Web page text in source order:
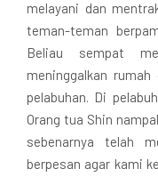
melayani dan
teman-teman
Beliau sempat
meninggalkan
pelabuhan. Di
Orang tua Shin
sebenarnya telah
berpesan agar kami